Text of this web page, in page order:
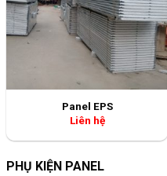
Panel EPS
Liên hệ
PHỤ KIỆN PANEL